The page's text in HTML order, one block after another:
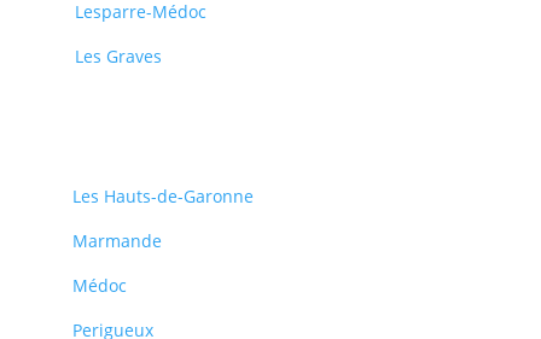
Lesparre-Médoc
Les Graves
Les Hauts-de-Garonne
Marmande
Médoc
Perigueux